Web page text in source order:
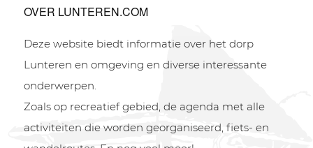
OVER LUNTEREN.COM
Deze website biedt informatie over het dorp
Lunteren en omgeving en diverse interessante
onderwerpen.
Zoals op recreatief gebied, de agenda met alle
activiteiten die worden georganiseerd, fiets- en